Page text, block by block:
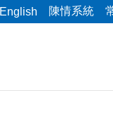
English 陳情系統